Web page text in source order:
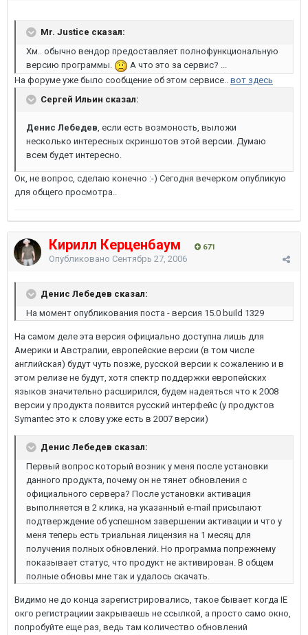
Mr. Justice сказал:
Хм.. обычно вендор предоставляет полнофункциональную
версию программы.
А что это за сервис? ...
На форуме уже было сообщение об этом сервисе.. вот здесь
Сергей Ильин сказал:
Денис Лебедев , если есть возмоность, выложи
несколько интересных скриншотов этой версии. Думаю
всем будет интересно.
Ок, не вопрос, сделаю конечно :-) Сегодня вечерком опубликую
для общего просмотра..
Кирилл Керценбаум 671
Опубликовано Сентябрь 27, 2006
Денис Лебедев сказал:
На момент опубликования поста - версия 15.0 build 1329
На самом деле эта версия официально доступна лишь для
Америки и Австралии, европейские версии (в том числе
английская) будут чуть позже, русской версии к сожалению и в
этом релизе не будут, хотя спектр поддержки европейских
языков значительно расширился, будем надеяться что к 2008
версии у продукта появится русский интерфейс (у продуктов
Symantec это к слову уже есть в 2007 версии)
Денис Лебедев сказал:
Первый вопрос который возник у меня после установки
данного продукта, почему он не тянет обновления с
официального сервера? После установки активация
выполняется в 2 клика, на указанный e-mail присылают
подтверждение об успешном завершении активации и что у
меня теперь есть триальная лицензия на 1 месяц для
получения полных обновлений. Но программа попрежнему
показывает статус, что продукт не активирован. В общем
полные обновы мне так и удалось скачать.
Видимо не до конца зарегистрировались, такое бывает когда IE
окго регистрациии закрываешь не ссылкой, а просто само окно,
попробуйте еще раз, ведь там количество обновлений